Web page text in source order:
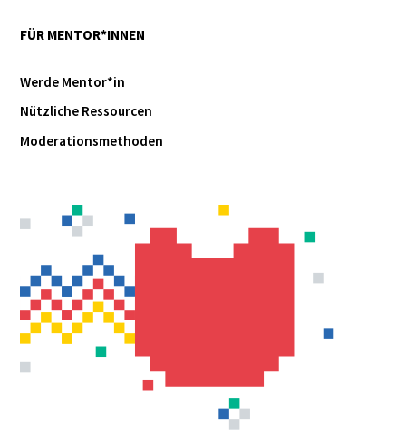
FÜR MENTOR*INNEN
Werde Mentor*in
Nützliche Ressourcen
Moderationsmethoden